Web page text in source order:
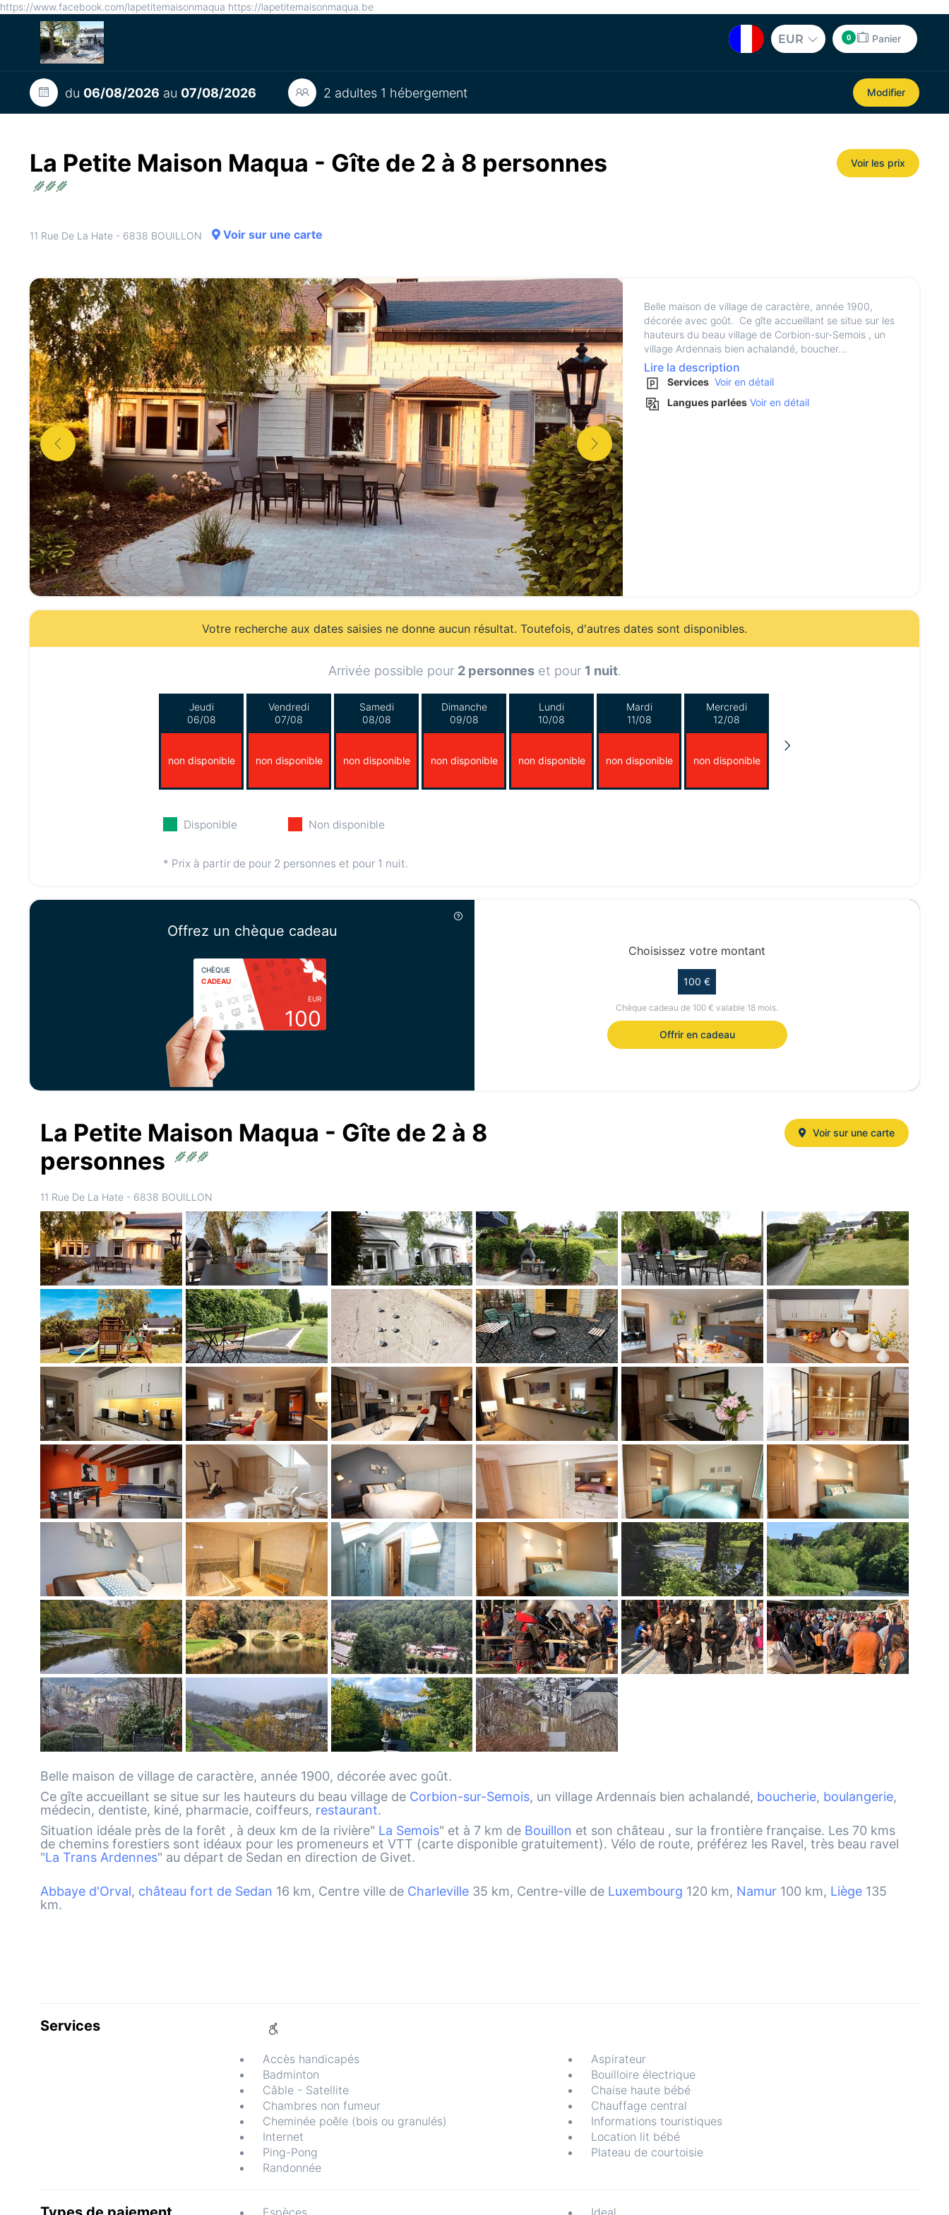
https://www.facebook.com/lapetitemaisonmaqua https://lapetitemaisonmaqua.be
EUR 0 Panier
du 06/08/2026 au 07/08/2026 2 adultes 1 hébergement Modifier
La Petite Maison Maqua - Gîte de 2 à 8 personnes
11 Rue De La Hate - 6838 BOUILLON Voir sur une carte
Voir les prix
Belle maison de village de caractère, année 1900,
décorée avec goût. Ce gîte accueillant se situe sur les
hauteurs du beau village de Corbion-sur-Semois , un
village Ardennais bien achalandé, boucher...
Lire la description
Services Voir en détail
Langues parlées Voir en détail
Votre recherche aux dates saisies ne donne aucun résultat. Toutefois, d'autres dates sont disponibles.
Arrivée possible pour 2 personneset pour 1 nuit.
Jeudi
06/08
non disponible
Vendredi
07/08
non disponible
Samedi
08/08
non disponible
Dimanche
09/08
non disponible
Lundi
10/08
non disponible
Mardi
11/08
non disponible
Mercredi
12/08
non disponible
Disponible Non disponible
* Prix à partir de pour 2 personnes et pour 1 nuit.
Offrez un chèque cadeau
CHÈQUE
CADEAU
EUR
100
Choisissez votre montant
100 €
Chèque cadeau de 100 € valable 18 mois.
Offrir en cadeau
La Petite Maison Maqua - Gîte de 2 à 8
personnes
11 Rue De La Hate - 6838 BOUILLON
Voir sur une carte
Belle maison de village de caractère, année 1900, décorée avec goût.
Ce gîte accueillant se situe sur les hauteurs du beau village de Corbion-sur-Semois, un village Ardennais bien achalandé, boucherie, boulangerie,
médecin, dentiste, kiné, pharmacie, coiffeurs, restaurant.
Situation idéale près de la forêt , à deux km de la rivière" La Semois" et à 7 km de Bouillon et son château , sur la frontière française. Les 70 kms
de chemins forestiers sont idéaux pour les promeneurs et VTT (carte disponible gratuitement). Vélo de route, préférez les Ravel, très beau ravel
"La Trans Ardennes" au départ de Sedan en direction de Givet.
Abbaye d'Orval, château fort de Sedan 16 km, Centre ville de Charleville 35 km, Centre-ville de Luxembourg 120 km, Namur 100 km, Liège 135
km.
Services
Accès handicapés
Aspirateur
Badminton
Bouilloire électrique
Câble - Satellite
Chaise haute bébé
Chambres non fumeur
Chauffage central
Cheminée poêle (bois ou granulés)
Informations touristiques
Internet
Location lit bébé
Ping-Pong
Plateau de courtoisie
Randonnée